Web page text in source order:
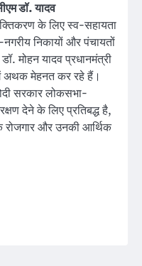
डॉ. यादव
के ‍लिए स्व-सहायता
निकायों और पंचायतों
मोहन यादव प्रधानमंत्री
अथक मेहनत कर रहे हैं।
सरकार लोकसभा-
देने के लिए प्रतिबद्ध है,
रोजगार और उनकी आर्थिक